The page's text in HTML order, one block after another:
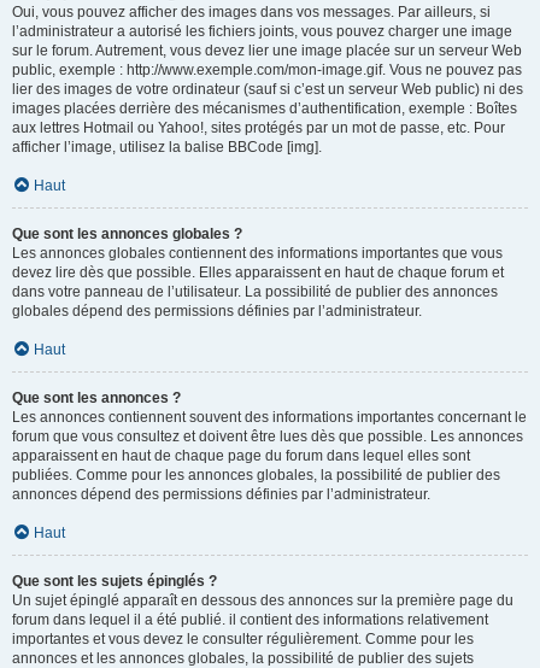
Oui, vous pouvez afficher des images dans vos messages. Par ailleurs, si
l’administrateur a autorisé les fichiers joints, vous pouvez charger une image
sur le forum. Autrement, vous devez lier une image placée sur un serveur Web
public, exemple : http://www.exemple.com/mon-image.gif. Vous ne pouvez pas
lier des images de votre ordinateur (sauf si c’est un serveur Web public) ni des
images placées derrière des mécanismes d’authentification, exemple : Boîtes
aux lettres Hotmail ou Yahoo!, sites protégés par un mot de passe, etc. Pour
afficher l’image, utilisez la balise BBCode [img].
Haut
Que sont les annonces globales ?
Les annonces globales contiennent des informations importantes que vous
devez lire dès que possible. Elles apparaissent en haut de chaque forum et
dans votre panneau de l’utilisateur. La possibilité de publier des annonces
globales dépend des permissions définies par l’administrateur.
Haut
Que sont les annonces ?
Les annonces contiennent souvent des informations importantes concernant le
forum que vous consultez et doivent être lues dès que possible. Les annonces
apparaissent en haut de chaque page du forum dans lequel elles sont
publiées. Comme pour les annonces globales, la possibilité de publier des
annonces dépend des permissions définies par l’administrateur.
Haut
Que sont les sujets épinglés ?
Un sujet épinglé apparaît en dessous des annonces sur la première page du
forum dans lequel il a été publié. il contient des informations relativement
importantes et vous devez le consulter régulièrement. Comme pour les
annonces et les annonces globales, la possibilité de publier des sujets